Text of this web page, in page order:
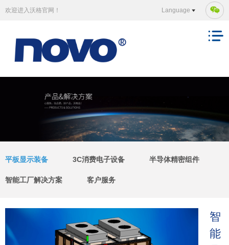
欢迎进入沃格官网！ Language
平板显示装备 3C消费电子设备 半导体精密组件
智能工厂解决方案 客户服务
智
能